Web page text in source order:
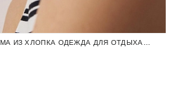
ВЯЗАНАЯ ПАНАМА ИЗ ХЛОПКА ОДЕЖДА ДЛЯ ОТДЫХА / CRUISE